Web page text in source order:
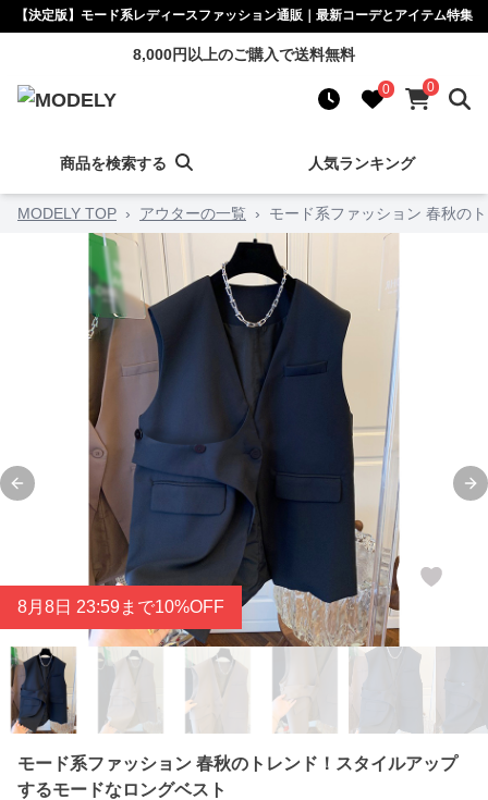
【決定版】モード系レディースファッション通販｜最新コーデとアイテム特集
8,000円以上のご購入で送料無料
0 0
商品を検索する 人気ランキング
MODELY TOP › アウターの一覧 › モード系ファッション 春秋の
Previous slide
8月 8日 23:59まで10%OFF
モード系ファッション 春秋のトレンド！スタイルアップ
するモードなロングベスト